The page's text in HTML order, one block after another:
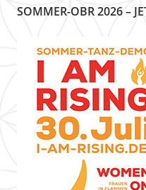
SOMMER-OBR 2026 –